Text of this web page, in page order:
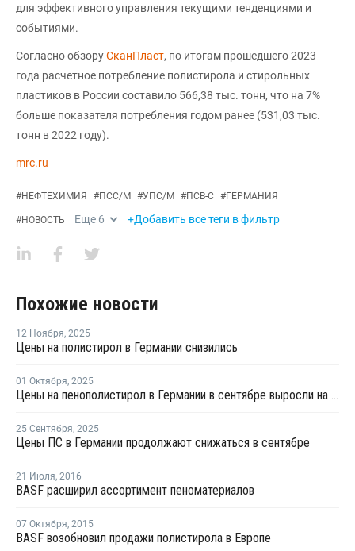
для эффективного управления текущими тенденциями и
событиями.
Согласно обзоруСканПласт, по итогам прошедшего 2023
года расчетное потребление полистирола и стирольных
пластиков в России составило 566,38 тыс. тонн, что на 7%
больше показателя потребления годом ранее (531,03 тыс.
тонн в 2022 году).
mrc.ru
#НЕФТЕХИМИЯ #ПСС/М #УПС/М #ПСВ-С #ГЕРМАНИЯ
#НОВОСТЬ Еще 6 +Добавить все теги в фильтр
Похожие новости
12 Ноября, 2025
Цены на полистирол в Германии снизились
01 Октября, 2025
Цены на пенополистирол в Германии в сентябре выросли на 1,1%
25 Сентября, 2025
Цены ПС в Германии продолжают снижаться в сентябре
21 Июля, 2016
BASF расширил ассортимент пеноматериалов
07 Октября, 2015
BASF возобновил продажи полистирола в Европе